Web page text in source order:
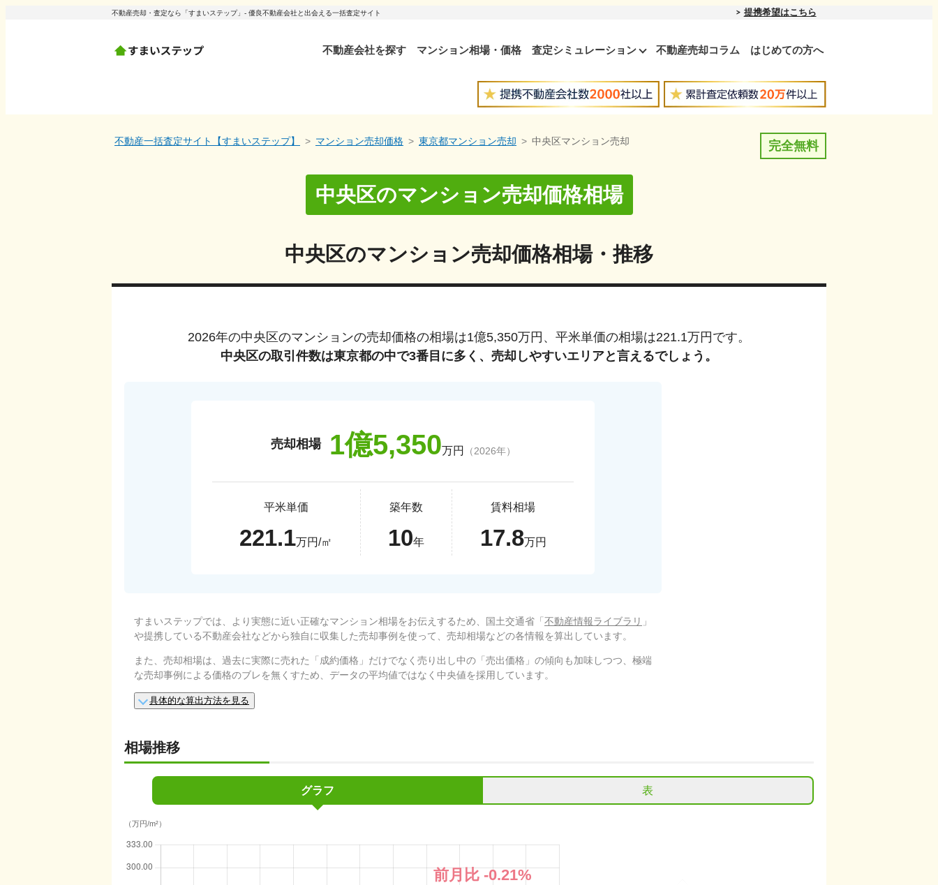
不動産売却・査定なら「すまいステップ」- 優良不動産会社と出会える一括査定サイト 提携希望はこちら
不動産会社を探す マンション相場・価格 査定シミュレーション 不動産売却コラム はじめての方へ
不動産一括査定サイト【すまいステップ】 マンション売却価格 東京都マンション売却 中央区マンション売却 完全無料
中央区のマンション売却価格相場
中央区のマンション売却価格相場・推移
2026年の中央区のマンションの売却価格の相場は1億5,350万円、平米単価の相場は221.1万円です。
中央区の取引件数は東京都の中で3番目に多く、売却しやすいエリアと言えるでしょう。
売却相場 1億5,350万円 （2026年）
平米単価
221.1万円/㎡
築年数
10年
賃料相場
17.8万円
すまいステップでは、より実態に近い正確なマンション相場をお伝えするため、国土交通省「 不動産情報ライブラリ 」
や提携している不動産会社などから独自に収集した売却事例を使って、売却相場などの各情報を算出しています。
また、売却相場は、過去に実際に売れた「成約価格」だけでなく売り出し中の「売出価格」の傾向も加味しつつ、極端
な売却事例による価格のブレを無くすため、データの平均値ではなく中央値を採用しています。
具体的な算出方法を見る
相場推移
グラフ 表
（万円/m²）
前月比 -0.21%